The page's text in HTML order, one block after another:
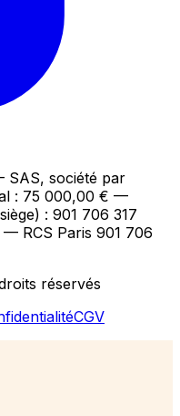
SAS, société par
: 75 000,00 € —
: 901 706 317
— RCS Paris 901 706
réservés
CGV